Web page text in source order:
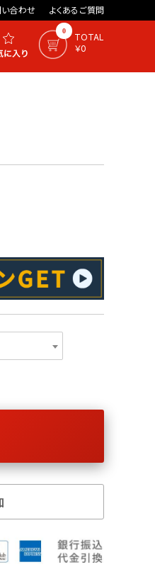
い合わせ よくあるご質問
0
TOTAL
￥0